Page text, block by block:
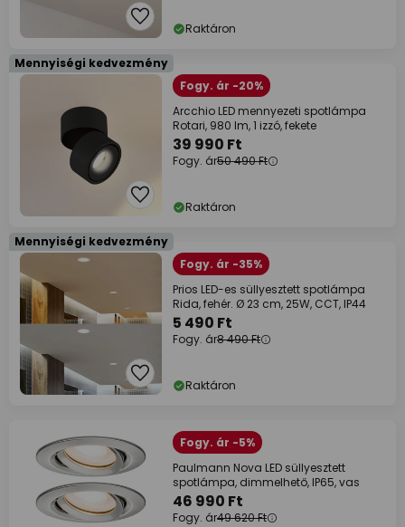
Raktáron
Mennyiségi kedvezmény
Fogy. ár -20%
Arcchio LED mennyezeti spotlámpa
Rotari, 980 lm, 1 izzó, fekete
39 990 Ft
Fogy. ár50 490 Ft
Raktáron
Mennyiségi kedvezmény
Fogy. ár -35%
Prios LED-es süllyesztett spotlámpa
Rida, fehér. Ø 23 cm, 25W, CCT, IP44
5 490 Ft
Fogy. ár8 490 Ft
Raktáron
Fogy. ár -5%
Paulmann Nova LED süllyesztett
spotlámpa, dimmelhető, IP65, vas
46 990 Ft
Fogy. ár49 620 Ft